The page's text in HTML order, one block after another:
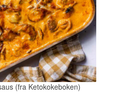
(fra Ketokokeboken)